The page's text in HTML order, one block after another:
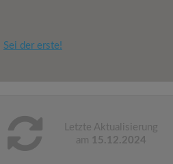
Sei der erste!
Letzte Aktualisierung
am 15.12.2024